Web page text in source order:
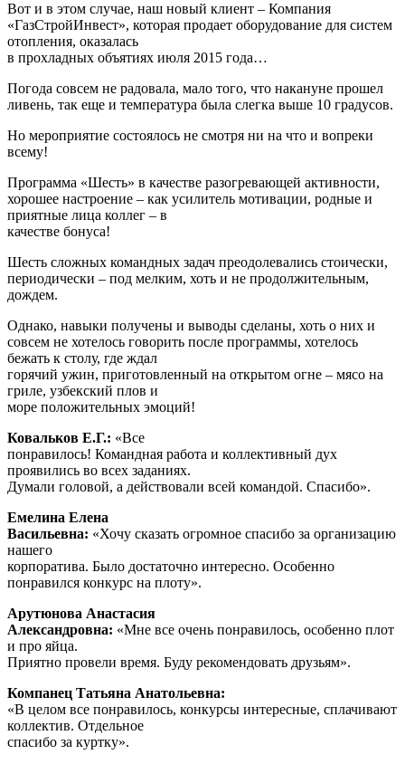
Вот и в этом случае, наш новый клиент – Компания
«ГазСтройИнвест», которая продает оборудование для систем
отопления, оказалась
в прохладных объятиях июля 2015 года…
Погода совсем не радовала, мало того, что накануне прошел
ливень, так еще и температура была слегка выше 10 градусов.
Но мероприятие состоялось не смотря ни на что и вопреки
всему!
Программа «Шесть» в качестве разогревающей активности,
хорошее настроение – как усилитель мотивации, родные и
приятные лица коллег – в
качестве бонуса!
Шесть сложных командных задач преодолевались стоически,
периодически – под мелким, хоть и не продолжительным,
дождем.
Однако, навыки получены и выводы сделаны, хоть о них и
совсем не хотелось говорить после программы, хотелось
бежать к столу, где ждал
горячий ужин, приготовленный на открытом огне – мясо на
гриле, узбекский плов и
море положительных эмоций!
Ковальков Е.Г.: «Все
понравилось! Командная работа и коллективный дух
проявились во всех заданиях.
Думали головой, а действовали всей командой. Спасибо».
Емелина Елена
Васильевна: «Хочу сказать огромное спасибо за организацию
нашего
корпоратива. Было достаточно интересно. Особенно
понравился конкурс на плоту».
Арутюнова Анастасия
Александровна: «Мне все очень понравилось, особенно плот
и про яйца.
Приятно провели время. Буду рекомендовать друзьям».
Компанец Татьяна Анатольевна:
«В целом все понравилось, конкурсы интересные, сплачивают
коллектив. Отдельное
спасибо за куртку».